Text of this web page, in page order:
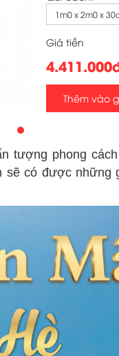
1m0 x 2m0 x
Giá tiền
Thêm vào
tượng phong
có được những